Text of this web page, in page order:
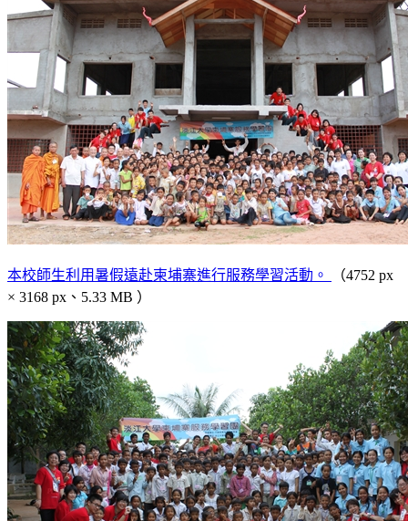
本校師生利用暑假遠赴柬埔寨進行服務學習活動。
（4752 px
× 3168 px、5.33 MB ）